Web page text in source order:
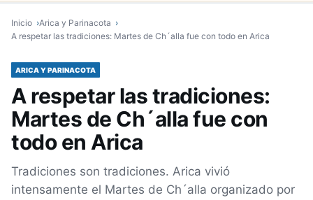
Inicio
Arica y Parinacota
A respetar las tradiciones: Martes de Ch´alla fue con todo en Arica
ARICA Y PARINACOTA
A respetar las tradiciones:
Martes de Ch´alla fue con
todo en Arica
Tradiciones son tradiciones. Arica vivió
intensamente el Martes de Ch´alla organizado por